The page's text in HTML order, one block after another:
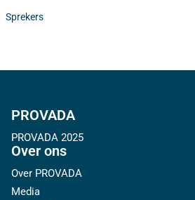
Sprekers
PROVADA
PROVADA 2025
Over ons
Over PROVADA
Media